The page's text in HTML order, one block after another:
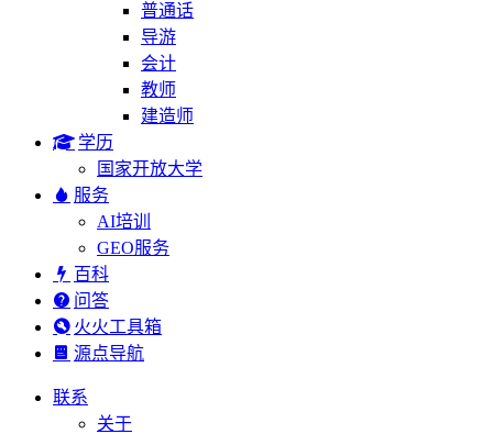
普通话
导游
会计
教师
建造师
学历
国家开放大学
服务
AI培训
GEO服务
百科
问答
火火工具箱
源点导航
联系
关于